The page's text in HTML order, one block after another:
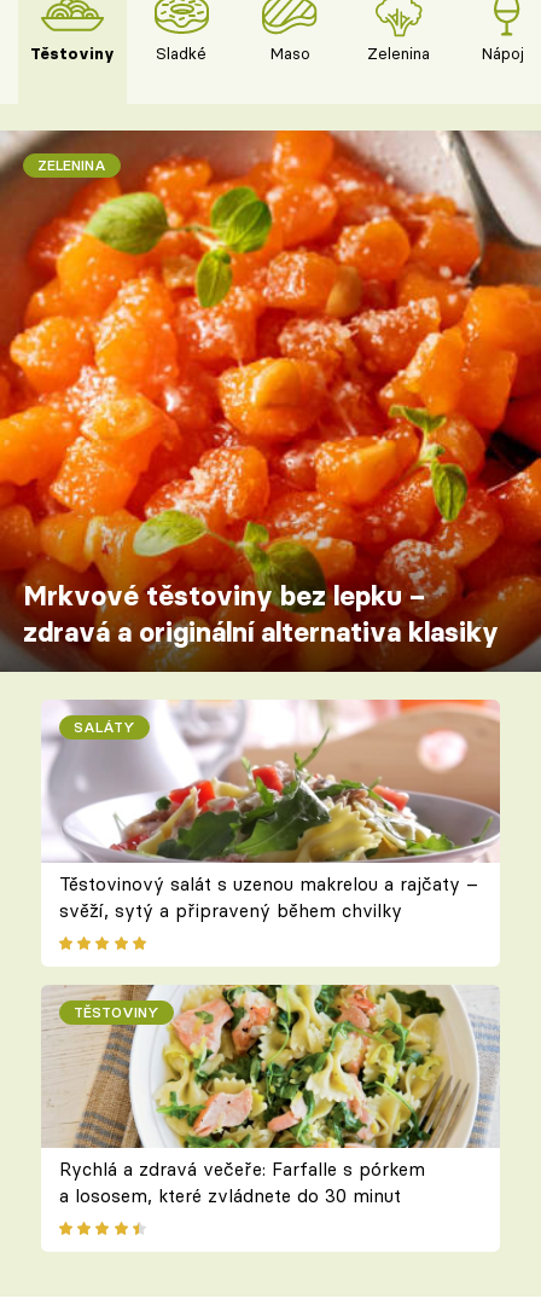
Těstoviny Sladké Maso Zelenina Nápoje
ZELENINA
Mrkvové těstoviny bez lepku –
zdravá a originální alternativa klasiky
SALÁTY
Těstovinový salát s uzenou makrelou a rajčaty –
svěží, sytý a připravený během chvilky
TĚSTOVINY
Rychlá a zdravá večeře: Farfalle s pórkem
a lososem, které zvládnete do 30 minut